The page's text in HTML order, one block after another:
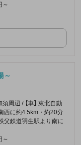
～
～
周辺 / 【車】 東北自動
西に約4.5km・約20分
父鉄道羽生駅より南に
～